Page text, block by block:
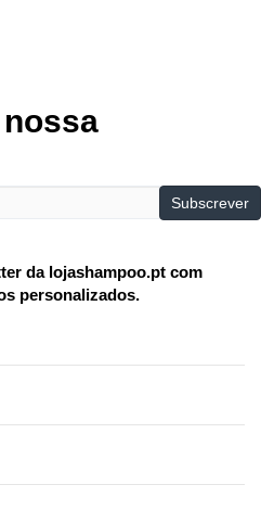
Subscrever
da lojashampoo.pt com
personalizados.